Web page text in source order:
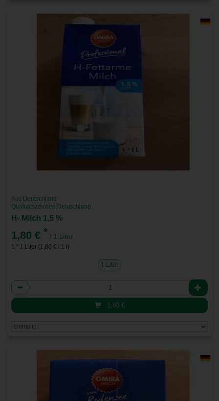
Aus Deutschland
Qualitätszeichen Deutschland
H- Milch 1,5 %
1,80 € * / 1 Liter
1 * 1 Liter (1,80 € / 1 l)
1 Liter
Anzahl
1,80 €